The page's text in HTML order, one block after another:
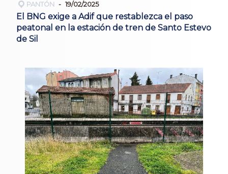
PANTÓN 19/02/2025
El BNG exige a Adif que restablezca el paso
peatonal en la estación de tren de Santo Estevo
de Sil